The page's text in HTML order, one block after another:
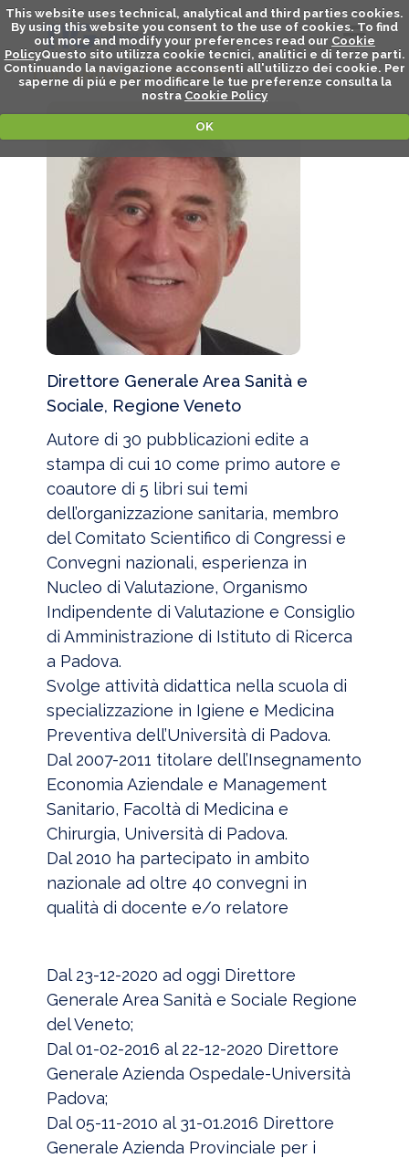
This website uses technical, analytical and third parties cookies.
By using this website you consent to the use of cookies. To find
out more and modify your preferences read our Cookie
PolicyQuesto sito utilizza cookie tecnici, analitici e di terze parti.
Continuando la navigazione acconsenti all'utilizzo dei cookie. Per
saperne di piú e per modificare le tue preferenze consulta la
nostra Cookie Policy
OK
LUCIANO FLOR - SPEAKER
Direttore Generale Area Sanità e
Sociale, Regione Veneto
Autore di 30 pubblicazioni edite a
stampa di cui 10 come primo autore e
coautore di 5 libri sui temi
dell’organizzazione sanitaria, membro
del Comitato Scientifico di Congressi e
Convegni nazionali, esperienza in
Nucleo di Valutazione, Organismo
Indipendente di Valutazione e Consiglio
di Amministrazione di Istituto di Ricerca
a Padova.
Svolge attività didattica nella scuola di
specializzazione in Igiene e Medicina
Preventiva dell’Università di Padova.
Dal 2007-2011 titolare dell’Insegnamento
Economia Aziendale e Management
Sanitario, Facoltà di Medicina e
Chirurgia, Università di Padova.
Dal 2010 ha partecipato in ambito
nazionale ad oltre 40 convegni in
qualità di docente e/o relatore
Dal 23-12-2020 ad oggi Direttore
Generale Area Sanità e Sociale Regione
del Veneto;
Dal 01-02-2016 al 22-12-2020 Direttore
Generale Azienda Ospedale-Università
Padova;
Dal 05-11-2010 al 31-01.2016 Direttore
Generale Azienda Provinciale per i